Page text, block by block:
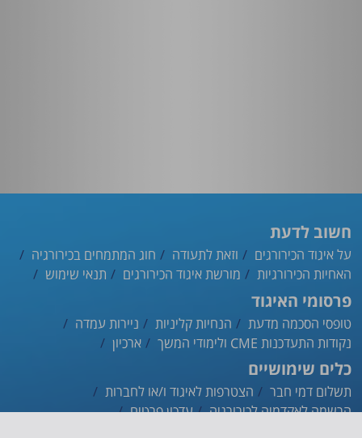
חשוב לדעת
על איגוד הכירורגים וזאת לתעודה חוג המתמחים בכירורגיה
האחיות הכירורגיות מורשת איגוד הכירורגים תנאי שימוש
פרסומי האיגוד
טופסי הסכמה מדעת הנחיות קליניות ניירות עמדה
נקודות התעדכנות CME ולימודי המשך ארכיון
כלים שימושיים
תשלום דמי חבר הצטרפות לאיגוד ו/או לחברות
הרשמה לאקדמיה לכירורגיה עדכון פרטים